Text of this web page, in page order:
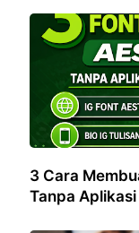
3 Cara
Tanpa